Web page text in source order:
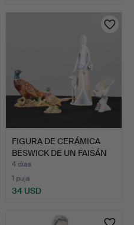
FIGURA DE CERÁMICA
BESWICK DE UN FAISÁN
MA…
4 días
1 puja
34 USD